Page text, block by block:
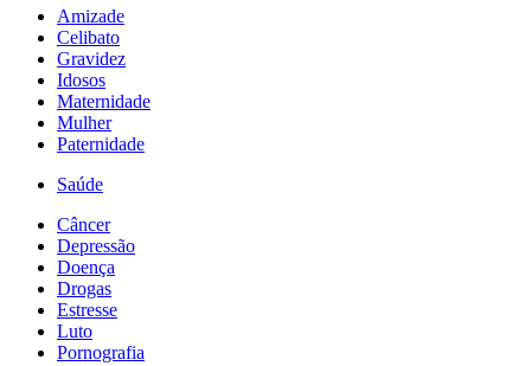
Amizade
Celibato
Gravidez
Idosos
Maternidade
Mulher
Paternidade
Saúde
Câncer
Depressão
Doença
Drogas
Estresse
Luto
Pornografia